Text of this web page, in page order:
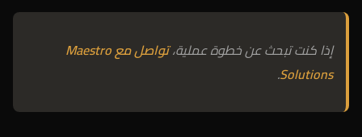
إذا كنت تبحث عن خطوة عملية،
تواصل مع Maestro
Solutions
.